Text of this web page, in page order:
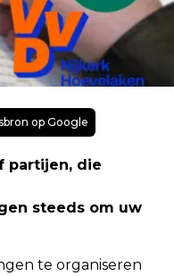
op Google
partijen, die
steeds om uw
te organiseren